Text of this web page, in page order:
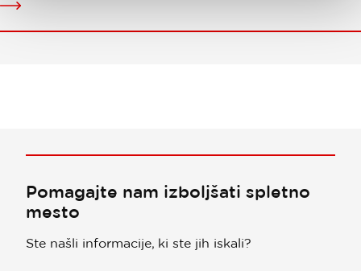
Ustvarjalna
Pomagajte nam izboljšati spletno
mesto
Ste našli informacije, ki ste jih iskali?